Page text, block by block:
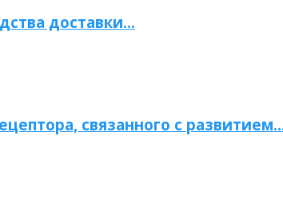
доставки…
связанного с